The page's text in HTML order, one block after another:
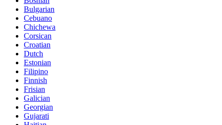
Bulgarian
Cebuano
Chichewa
Corsican
Croatian
Dutch
Estonian
Filipino
Finnish
Frisian
Galician
Georgian
Gujarati